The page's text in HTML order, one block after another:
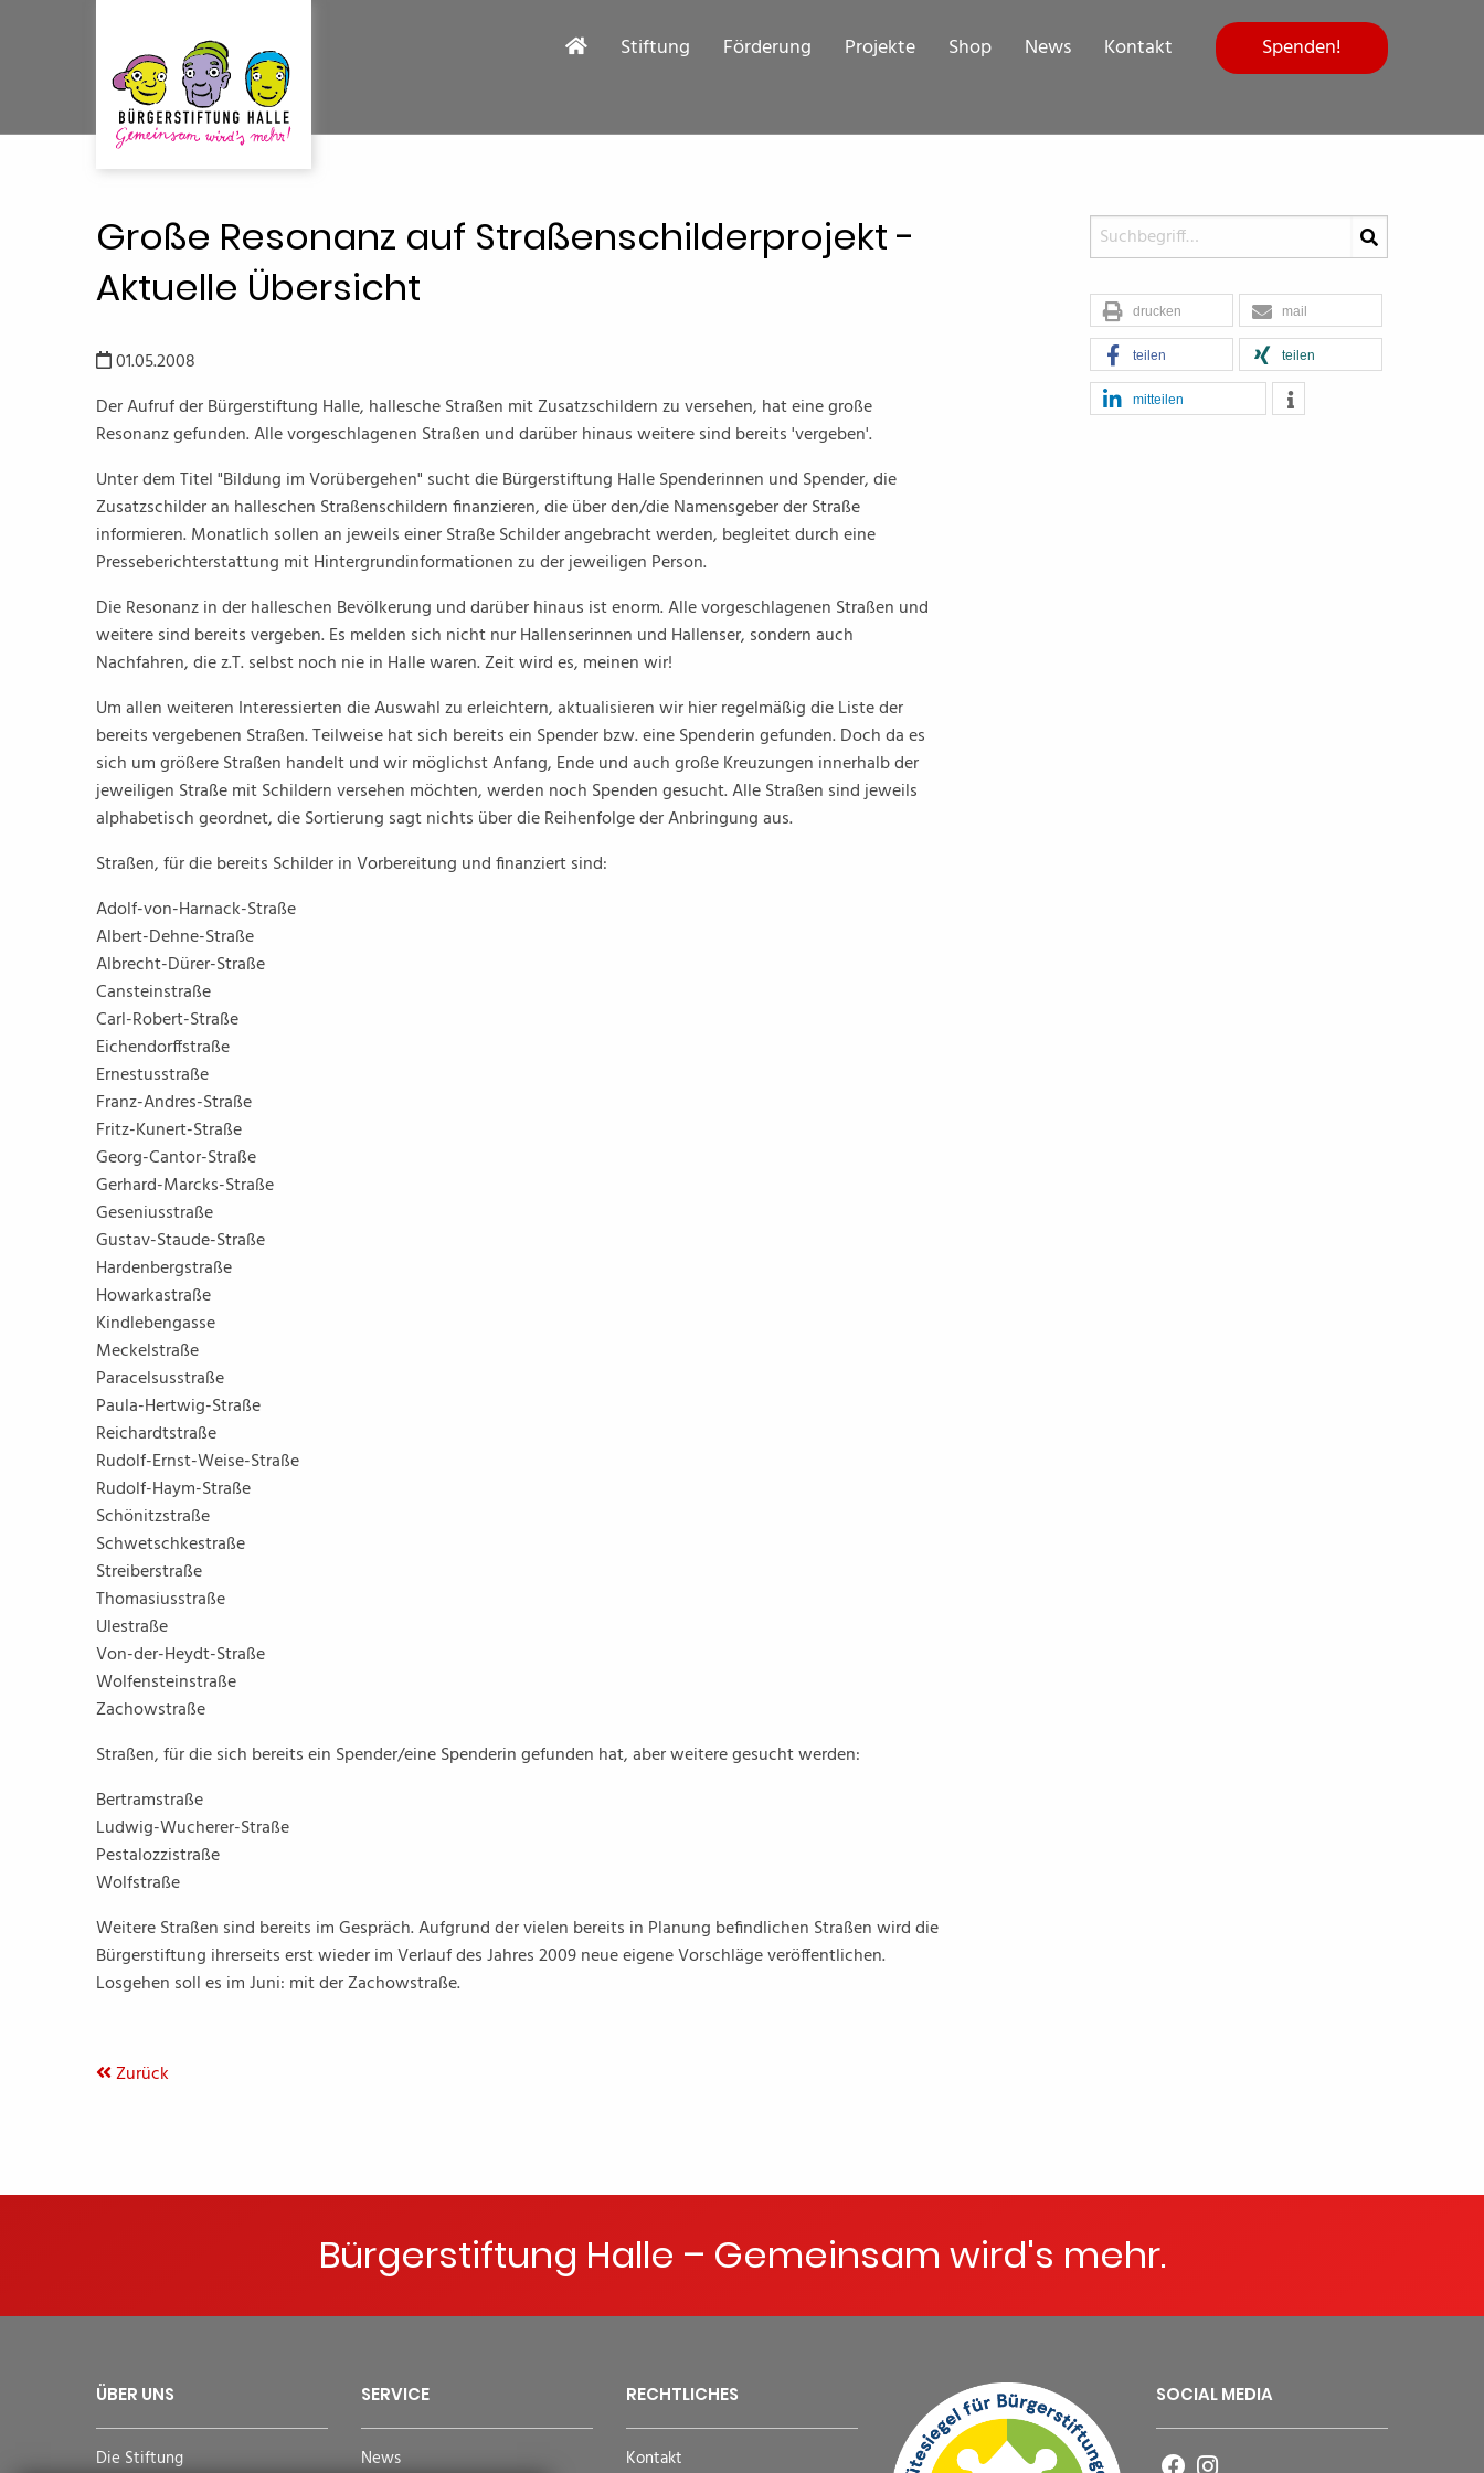
Spenden!
Stiftung Förderung Projekte Shop News Kontakt
Große Resonanz auf Straßenschilderprojekt -
Aktuelle Übersicht
01.05.2008
Der Aufruf der Bürgerstiftung Halle, hallesche Straßen mit Zusatzschildern zu versehen, hat eine große
Resonanz gefunden. Alle vorgeschlagenen Straßen und darüber hinaus weitere sind bereits 'vergeben'.
Unter dem Titel "Bildung im Vorübergehen" sucht die Bürgerstiftung Halle Spenderinnen und Spender, die
Zusatzschilder an halleschen Straßenschildern finanzieren, die über den/die Namensgeber der Straße
informieren. Monatlich sollen an jeweils einer Straße Schilder angebracht werden, begleitet durch eine
Presseberichterstattung mit Hintergrundinformationen zu der jeweiligen Person.
Die Resonanz in der halleschen Bevölkerung und darüber hinaus ist enorm. Alle vorgeschlagenen Straßen und
weitere sind bereits vergeben. Es melden sich nicht nur Hallenserinnen und Hallenser, sondern auch
Nachfahren, die z.T. selbst noch nie in Halle waren. Zeit wird es, meinen wir!
Um allen weiteren Interessierten die Auswahl zu erleichtern, aktualisieren wir hier regelmäßig die Liste der
bereits vergebenen Straßen. Teilweise hat sich bereits ein Spender bzw. eine Spenderin gefunden. Doch da es
sich um größere Straßen handelt und wir möglichst Anfang, Ende und auch große Kreuzungen innerhalb der
jeweiligen Straße mit Schildern versehen möchten, werden noch Spenden gesucht. Alle Straßen sind jeweils
alphabetisch geordnet, die Sortierung sagt nichts über die Reihenfolge der Anbringung aus.
Straßen, für die bereits Schilder in Vorbereitung und finanziert sind:
Adolf-von-Harnack-Straße
Albert-Dehne-Straße
Albrecht-Dürer-Straße
Cansteinstraße
Carl-Robert-Straße
Eichendorffstraße
Ernestusstraße
Franz-Andres-Straße
Fritz-Kunert-Straße
Georg-Cantor-Straße
Gerhard-Marcks-Straße
Geseniusstraße
Gustav-Staude-Straße
Hardenbergstraße
Howarkastraße
Kindlebengasse
Meckelstraße
Paracelsusstraße
Paula-Hertwig-Straße
Reichardtstraße
Rudolf-Ernst-Weise-Straße
Rudolf-Haym-Straße
Schönitzstraße
Schwetschkestraße
Streiberstraße
Thomasiusstraße
Ulestraße
Von-der-Heydt-Straße
Wolfensteinstraße
Zachowstraße
Straßen, für die sich bereits ein Spender/eine Spenderin gefunden hat, aber weitere gesucht werden:
Bertramstraße
Ludwig-Wucherer-Straße
Pestalozzistraße
Wolfstraße
Weitere Straßen sind bereits im Gespräch. Aufgrund der vielen bereits in Planung befindlichen Straßen wird die
Bürgerstiftung ihrerseits erst wieder im Verlauf des Jahres 2009 neue eigene Vorschläge veröffentlichen.
Losgehen soll es im Juni: mit der Zachowstraße.
Zurück
drucken mail
teilen teilen
mitteilen
Bürgerstiftung Halle – Gemeinsam wird's mehr.
ÜBER UNS
Die Stiftung
SERVICE
News
RECHTLICHES
Kontakt
SOCIAL MEDIA